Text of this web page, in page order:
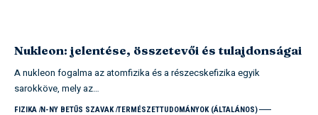
Nukleon: jelentése, összetevői és tulajdonságai
A nukleon fogalma az atomfizika és a részecskefizika egyik
sarokköve, mely az…
FIZIKA N-NY BETŰS SZAVAK TERMÉSZETTUDOMÁNYOK (ÁLTALÁNOS)